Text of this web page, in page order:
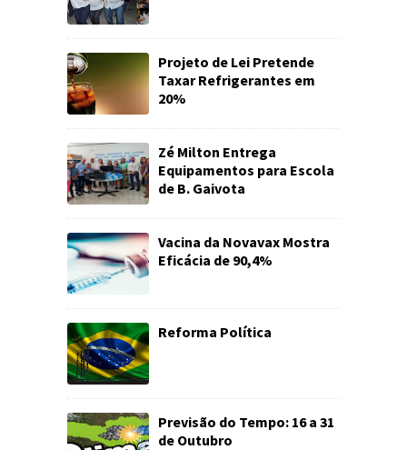
Projeto de Lei Pretende
Taxar Refrigerantes em
20%
Zé Milton Entrega
Equipamentos para Escola
de B. Gaivota
Vacina da Novavax Mostra
Eficácia de 90,4%
Reforma Política
Previsão do Tempo: 16 a 31
de Outubro